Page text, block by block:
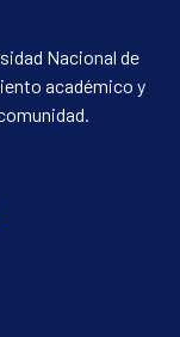
Nacional de
académico y